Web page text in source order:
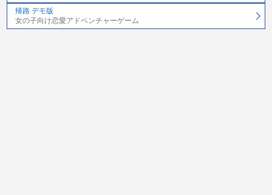
帰路 デモ版
女の子向け恋愛アドベンチャーゲーム